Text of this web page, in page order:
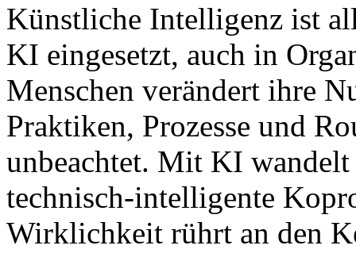
Künstliche Intelligenz ist
KI eingesetzt, auch in
Menschen verändert ihre
Praktiken, Prozesse und
unbeachtet. Mit KI
technisch-intelligente
Wirklichkeit rührt an den